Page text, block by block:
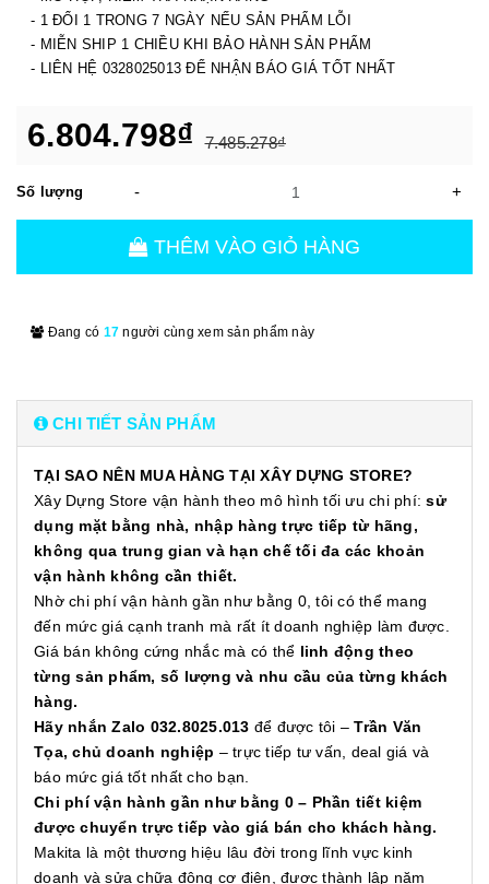
- 1 ĐỔI 1 TRONG 7 NGÀY NẾU SẢN PHẨM LỖI
- MIỄN SHIP 1 CHIỀU KHI BẢO HÀNH SẢN PHẨM
- LIÊN HỆ 0328025013 ĐỂ NHẬN BÁO GIÁ TỐT NHẤT
6.804.798₫ 7.485.278₫
Số lượng - +
THÊM VÀO GIỎ HÀNG
Đang có 17 người cùng xem sản phẩm này
CHI TIẾT SẢN PHẨM
TẠI SAO NÊN MUA HÀNG TẠI XÂY DỰNG STORE?
Xây Dựng Store vận hành theo mô hình tối ưu chi phí:sử
dụng mặt bằng nhà, nhập hàng trực tiếp từ hãng,
không qua trung gian và hạn chế tối đa các khoản
vận hành không cần thiết.
Nhờ chi phí vận hành gần như bằng 0, tôi có thể mang
đến mức giá cạnh tranh mà rất ít doanh nghiệp làm được.
Giá bán không cứng nhắc mà có thể linh động theo
từng sản phẩm, số lượng và nhu cầu của từng khách
hàng.
Hãy nhắn Zalo 032.8025.013 để được tôi –Trần Văn
Tọa, chủ doanh nghiệp – trực tiếp tư vấn, deal giá và
báo mức giá tốt nhất cho bạn.
Chi phí vận hành gần như bằng 0 – Phần tiết kiệm
được chuyển trực tiếp vào giá bán cho khách hàng.
Makita là một thương hiệu lâu đời trong lĩnh vực kinh
doanh và sửa chữa động cơ điện, được thành lập năm